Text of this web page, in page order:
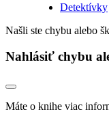
Detektívky
Našli ste chybu alebo
Nahlásiť chybu
Máte o knihe viac